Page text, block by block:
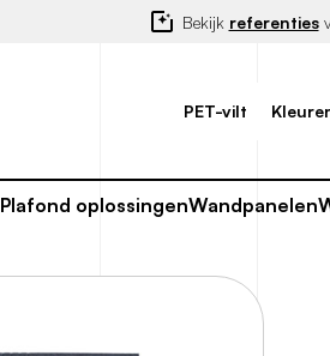
Bekijk referenties
PET-vilt
Plafond oplossingenWandpanelen